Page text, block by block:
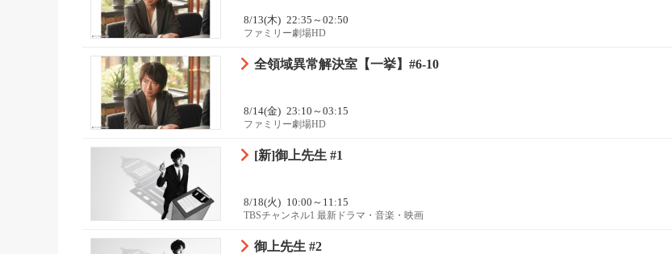
8/13(木) 22:35～02:50
ファミリー劇場HD
全領域異常解決室【一挙】#6-10
8/14(金) 23:10～03:15
ファミリー劇場HD
[新]御上先生 #1
8/18(火) 10:00～11:15
TBSチャンネル1 最新ドラマ・音楽・映画
御上先生 #2